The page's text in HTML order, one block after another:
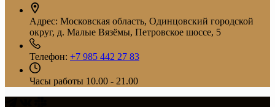
Адрес: Московская область, Одинцовский городской
округ, д. Малые Вязёмы, Петровское шоссе, 5
Телефон: +7 985 442 27 83
Часы работы 10.00 - 21.00